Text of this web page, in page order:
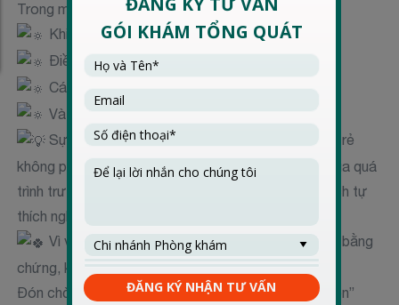
Trong mỗi buổi Livestream, ba mẹ sẽ được làm rõ:
Khi nào thực sự cần lo và khi nào chưa
Điều gì là diễn tiến bình thường của cơ thể trẻ
Cách theo dõi đúng tại nhà
Và đâu là giới hạn của việc tự xử lý
Sự thật là phần lớn những vấn đề sức khỏe ở trẻ
không phải là dấu hiệu nguy hiểm, mà là một phần của quá
trình trưởng thành và cơ thể trẻ chỉ là đang học cách tự
thích nghi.
Vì vậy, mỗi can thiệp, dù nhỏ, đều nên dựa trên bằng
chứng, không phải nỗi lo.
Đón chờ chuỗi Livestream “Tích tắc chuyện nuôi con”